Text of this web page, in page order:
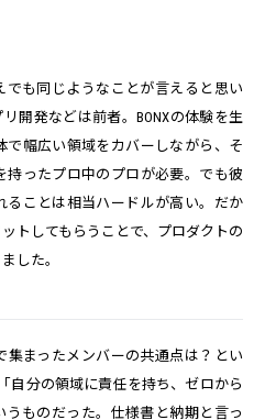
でも同じようなことが言えると思い
開発などは前者。BONXの体験を生
で幅広い領域をカバーしながら、そ
持ったプロ中のプロが必要。でも彼
ることは相当ハードルが高い。だか
トしてもらうことで、プロダクトの
した。
集まったメンバーの共通点は？とい
自分の領域に責任を持ち、ゼロから
ものだった。仕様書と納期と言っ